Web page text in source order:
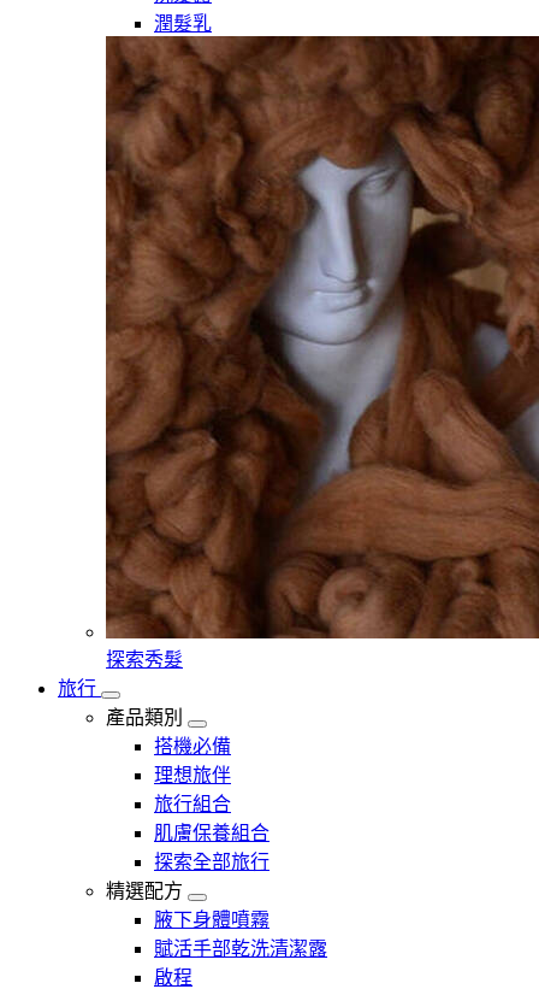
潤髮乳
探索秀髮
旅行
產品類別
搭機必備
理想旅伴
旅行組合
肌膚保養組合
探索全部旅行
精選配方
腋下身體噴霧
賦活手部乾洗清潔露
啟程